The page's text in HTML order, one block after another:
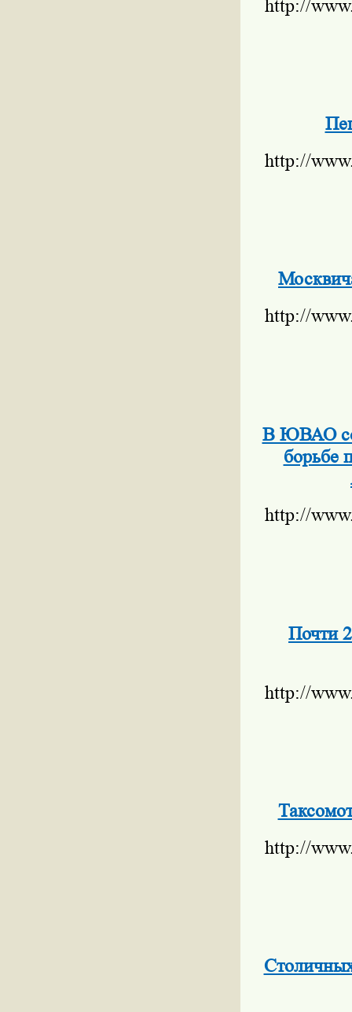
http://
http://
http://
В ЮВАО
борьбе
http://
Почти
http://
http://